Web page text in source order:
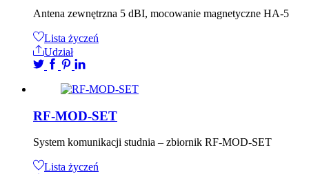
Antena zewnętrzna 5 dBI, mocowanie magnetyczne HA-5
Lista życzeń
Udział
RF-MOD-SET
System komunikacji studnia – zbiornik RF-MOD-SET
Lista życzeń